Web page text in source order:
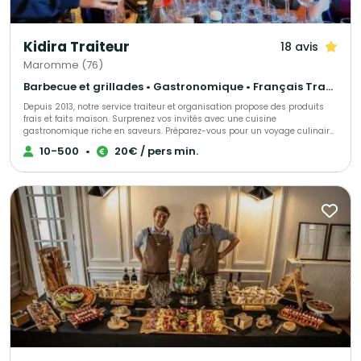
Kidira Traiteur 18 avis
Maromme (76)
Barbecue et grillades • Gastronomique • Français Traditionnel
Depuis 2013, notre service traiteur et organisation propose des produits
frais et faits maison. Surprenez vos invités avec une cuisine
gastronomique riche en saveurs. Préparez-vous pour un voyage culinaire
inoubliable.
10-500 • 20€ / pers min.